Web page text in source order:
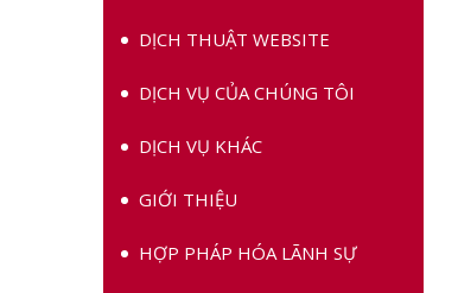
DỊCH THUẬT WEBSITE
DỊCH VỤ CỦA CHÚNG TÔI
DỊCH VỤ KHÁC
GIỚI THIỆU
HỢP PHÁP HÓA LÃNH SỰ